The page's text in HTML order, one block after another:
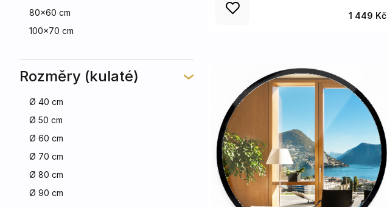
80x60 cm
100x70 cm
Rozměry (kulaté)
Ø 40 cm
Ø 50 cm
Ø 60 cm
Ø 70 cm
Ø 80 cm
Ø 90 cm
1 449 Kč